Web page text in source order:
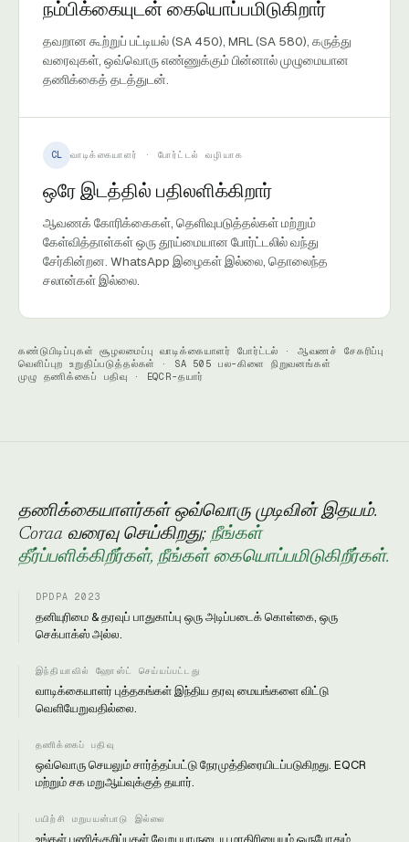
நம்பிக்கையுடன் கையொப்பமிடுகிறார்
தவறான கூற்றுப் பட்டியல் (SA 450), MRL (SA 580), கருத்து
வரைவுகள், ஒவ்வொரு எண்ணுக்கும் பின்னால் முழுமையான
தணிக்கைத் தடத்துடன்.
CL வாடிக்கையாளர் · போர்ட்டல் வழியாக
ஒரே இடத்தில் பதிலளிக்கிறார்
ஆவணக் கோரிக்கைகள், தெளிவுபடுத்தல்கள் மற்றும்
கேள்வித்தாள்கள் ஒரு தூய்மையான போர்ட்டலில் வந்து
சேர்கின்றன. WhatsApp இழைகள் இல்லை, தொலைந்த
சலான்கள் இல்லை.
கண்டுபிடிப்புகள் சூழலமைப்பு ·வாடிக்கையாளர் போர்ட்டல் · ஆவணச் சேகரிப்பு
வெளிப்புற உறுதிப்படுத்தல்கள் · SA 505 பல-கிளை நிறுவனங்கள்
முழு தணிக்கைப் பதிவு · EQCR-தயார்
தணிக்கையாளர்கள் ஒவ்வொரு முடிவின் இதயம்.
Coraa வரைவு செய்கிறது; நீங்கள்
தீர்ப்பளிக்கிறீர்கள், நீங்கள் கையொப்பமிடுகிறீர்கள்.
DPDPA 2023
தனியுரிமை & தரவுப் பாதுகாப்பு ஒரு அடிப்படைக் கொள்கை, ஒரு
செக்பாக்ஸ் அல்ல.
இந்தியாவில் ஹோஸ்ட் செய்யப்பட்டது
வாடிக்கையாளர் புத்தகங்கள் இந்திய தரவு மையங்களை விட்டு
வெளியேறுவதில்லை.
தணிக்கைப் பதிவு
ஒவ்வொரு செயலும் சார்த்தப்பட்டு நேரமுத்திரையிடப்படுகிறது. EQCR
மற்றும் சக மறுஆய்வுக்குத் தயார்.
பயிற்சி மறுபயன்பாடு இல்லை
உங்கள் பணிக்குறிப்புகள் வேறு யாருடைய மாதிரியையும் ஒருபோதும்